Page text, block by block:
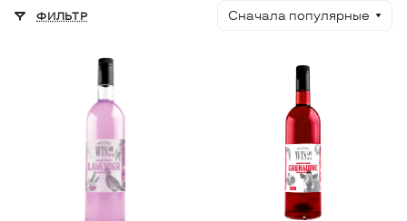
ФИЛЬТР Сначала популярные